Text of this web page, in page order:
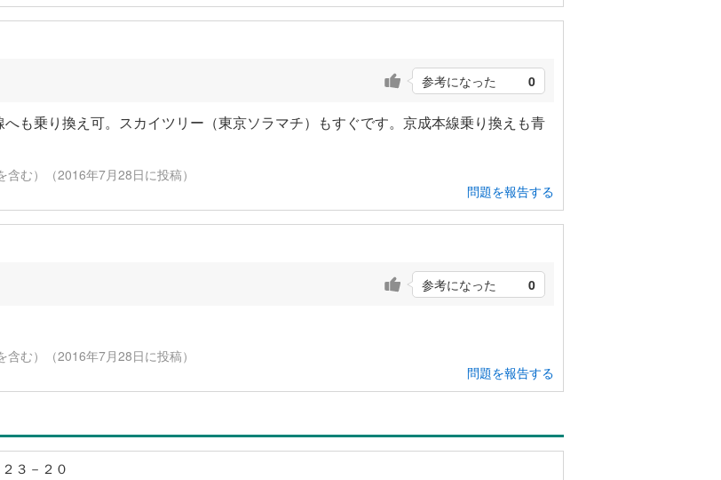
参考になった 0
も乗り換え可。スカイツリー（東京ソラマチ）もすぐです。京成本線乗り換えも青
む）（2016年7月28日に投稿）
問題を報告する
参考になった 0
む）（2016年7月28日に投稿）
問題を報告する
３－２０